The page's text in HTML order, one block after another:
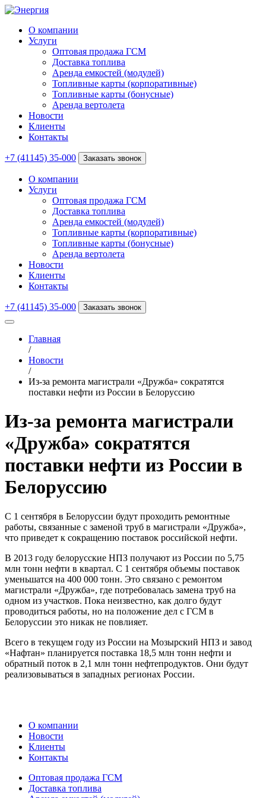
О компании
Услуги
Оптовая продажа ГСМ
Доставка топлива
Аренда емкостей (модулей)
Топливные карты (корпоративные)
Топливные карты (бонусные)
Аренда вертолета
Новости
Клиенты
Контакты
+7 (41145) 35-000 Заказать звонок
О компании
Услуги
Оптовая продажа ГСМ
Доставка топлива
Аренда емкостей (модулей)
Топливные карты (корпоративные)
Топливные карты (бонусные)
Аренда вертолета
Новости
Клиенты
Контакты
+7 (41145) 35-000 Заказать звонок
Главная
/
Новости
/
Из-за ремонта магистрали «Дружба» сократятся
поставки нефти из России в Белоруссию
Из-за ремонта магистрали
«Дружба» сократятся
поставки нефти из России в
Белоруссию
С 1 сентября в Белоруссии будут проходить ремонтные
работы, связанные с заменой труб в магистрали «Дружба»,
что приведет к сокращению поставок российской нефти.
В 2013 году белорусские НПЗ получают из России по 5,75
млн тонн нефти в квартал. С 1 сентября объемы поставок
уменьшатся на 400 000 тонн. Это связано с ремонтом
магистрали «Дружба», где потребовалась замена труб на
одном из участков. Пока неизвестно, как долго будут
проводиться работы, но на положение дел с ГСМ в
Белоруссии это никак не повлияет.
Всего в текущем году из России на Мозырский НПЗ и завод
«Нафтан» планируется поставка 18,5 млн тонн нефти и
обратный поток в 2,1 млн тонн нефтепродуктов. Они будут
реализовываться в западных регионах России.
О компании
Новости
Клиенты
Контакты
Оптовая продажа ГСМ
Доставка топлива